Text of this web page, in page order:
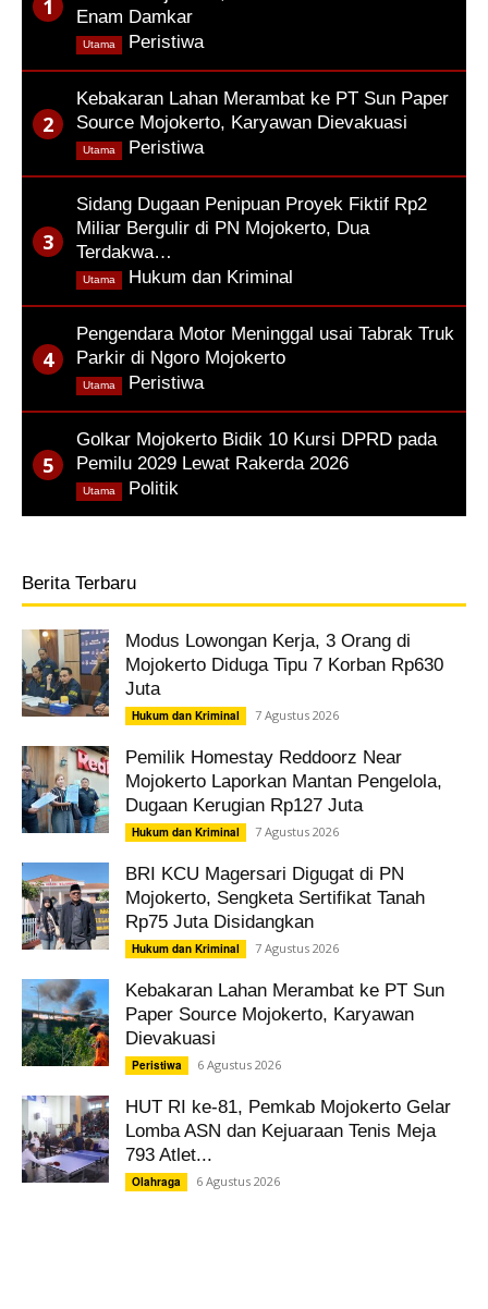
Enam Damkar
Peristiwa,
Utama
Kebakaran Lahan Merambat ke PT Sun Paper
Source Mojokerto, Karyawan Dievakuasi
Peristiwa,
Utama
Sidang Dugaan Penipuan Proyek Fiktif Rp2
Miliar Bergulir di PN Mojokerto, Dua
Terdakwa…
Hukum dan Kriminal
Utama
Pengendara Motor Meninggal usai Tabrak Truk
Parkir di Ngoro Mojokerto
Peristiwa,
Utama
Golkar Mojokerto Bidik 10 Kursi DPRD pada
Pemilu 2029 Lewat Rakerda 2026
Politik
Utama
Berita Terbaru
Modus Lowongan Kerja, 3 Orang di
Mojokerto Diduga Tipu 7 Korban Rp630
Juta
Hukum dan Kriminal 7 Agustus 2026
Pemilik Homestay Reddoorz Near
Mojokerto Laporkan Mantan Pengelola,
Dugaan Kerugian Rp127 Juta
Hukum dan Kriminal 7 Agustus 2026
BRI KCU Magersari Digugat di PN
Mojokerto, Sengketa Sertifikat Tanah
Rp75 Juta Disidangkan
Hukum dan Kriminal 7 Agustus 2026
Kebakaran Lahan Merambat ke PT Sun
Paper Source Mojokerto, Karyawan
Dievakuasi
Peristiwa 6 Agustus 2026
HUT RI ke-81, Pemkab Mojokerto Gelar
Lomba ASN dan Kejuaraan Tenis Meja
793 Atlet...
Olahraga 6 Agustus 2026